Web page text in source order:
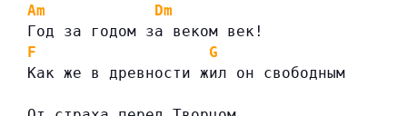
Am
Dm
Год за годом за веком век!
F
G
Как же в древности жил он свободным